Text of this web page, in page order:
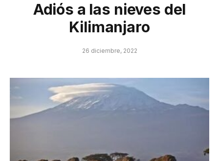
Adiós a las nieves del
Kilimanjaro
26 diciembre, 2022